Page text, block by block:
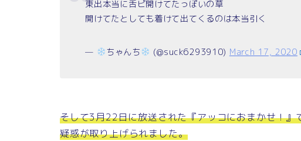
東出本当に舌ピ開けてたっぽいの草
開けてたとしても着けて出てくるのは本当引く
— ちゃんち (@suck6293910) March 17, 2020
そして3月22日に放送された『アッコにおまかせ！
疑惑が取り上げられました。